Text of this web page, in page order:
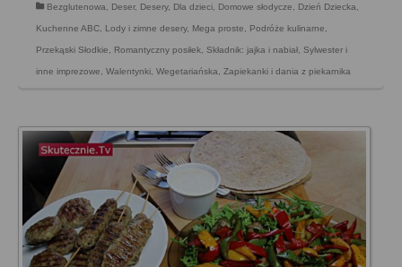
Bezglutenowa Deser, Desery, Dla dzieci Domowe słodycze Dzień Dziecka
Kuchenne ABC Lody i zimne desery, Mega proste Podróże kulinarne
Przekąski Słodkie Romantyczny posiłek Składnik: jajka i nabiał Sylwester i
inne imprezowe Walentynki Wegetariańska Zapiekanki i dania z piekarnika